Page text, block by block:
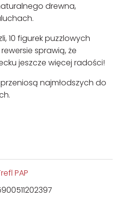
drewna,
10 figurek puzzlowych
sprawią, że
jeszcze więcej radości!
najmłodszych do
PAP